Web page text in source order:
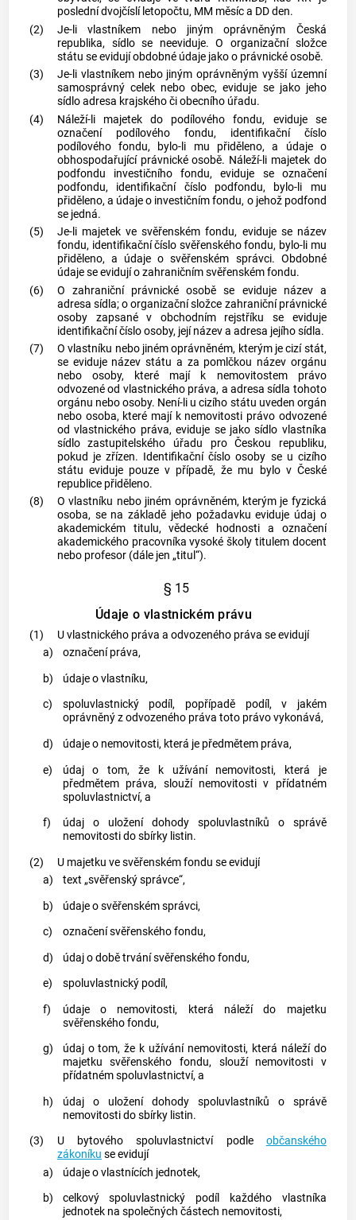
poslední dvojčíslí letopočtu, MM měsíc a DD den.
(2)
Je-li vlastníkem nebo jiným oprávněným Česká
republika, sídlo se neeviduje. O organizační složce
státu se evidují obdobné údaje jako o právnické osobě.
(3)
Je-li vlastníkem nebo jiným oprávněným vyšší územní
samosprávný celek neboobec, eviduje se jako jeho
sídlo adresa krajského či obecního úřadu.
(4)
Náleží-li majetek do podílového fondu, eviduje se
označení podílového fondu, identifikační číslo
podílového fondu, bylo-li mu přiděleno, a údaje o
obhospodařující právnické osobě. Náleží-li majetek do
podfondu investičního fondu, eviduje se označení
podfondu, identifikační číslo podfondu, bylo-li mu
přiděleno, a údaje o investičním fondu, o jehož podfond
se jedná.
(5)
Je-li majetek ve svěřenském fondu, eviduje se název
fondu, identifikační číslo svěřenského fondu, bylo-li mu
přiděleno, a údaje o svěřenském správci. Obdobné
údaje se evidují o zahraničním svěřenském fondu.
(6)
O zahraniční právnické osobě se eviduje název a
adresa sídla; o organizační složce zahraniční právnické
osoby zapsané v obchodním rejstříku se eviduje
identifikační číslo osoby, její název a adresa jejího sídla.
(7)
O vlastníku nebo jiném oprávněném, kterým je cizí stát,
se eviduje název státu a za pomlčkou název orgánu
nebo osoby, které mají k nemovitostem právo
odvozené od vlastnického práva, a adresa sídla tohoto
orgánu nebo osoby. Není-li u cizího státu uveden orgán
nebo osoba, které mají k nemovitosti právo odvozené
od vlastnického práva, eviduje se jako sídlo vlastníka
sídlo zastupitelského úřadu pro Českou republiku,
pokud je zřízen. Identifikační číslo osoby se u cizího
státu eviduje pouze v případě, že mu bylo v České
republice přiděleno.
(8)
O vlastníku nebo jiném oprávněném, kterým je fyzická
osoba, se na základě jeho požadavku eviduje údaj o
akademickém titulu, vědecké hodnosti a označení
akademického pracovníka vysoké školy titulem docent
nebo profesor (dále jen „titul“).
§ 15
Údaje o vlastnickém právu
(1)
U vlastnického práva a odvozeného práva se evidují
a)
označení práva,
b)
údaje o vlastníku,
c)
spoluvlastnický podíl, popřípadě podíl, v jakém
oprávněný z odvozeného práva toto právo vykonává,
d)
údaje o nemovitosti, která je předmětem práva,
e)
údaj o tom, že k užívání nemovitosti, která je
předmětem práva, slouží nemovitosti v přídatném
spoluvlastnictví, a
f)
údaj o uložení dohody spoluvlastníků o správě
nemovitosti do sbírky listin.
(2)
U majetku ve svěřenském fondu se evidují
a)
text „svěřenský správce“,
b)
údaje o svěřenském správci,
c)
označení svěřenského fondu,
d)
údaj o době trvání svěřenského fondu,
e)
spoluvlastnický podíl,
f)
údaje o nemovitosti, která náleží do majetku
svěřenského fondu,
g)
údaj o tom, že k užívání nemovitosti, která náleží do
majetku svěřenského fondu, slouží nemovitosti v
přídatném spoluvlastnictví, a
h)
údaj o uložení dohody spoluvlastníků o správě
nemovitosti do sbírky listin.
(3)
U bytového spoluvlastnictví podle občanského
zákoníku se evidují
a)
údaje o vlastnících jednotek,
b)
celkový spoluvlastnický podíl každého vlastníka
jednotek na společných částech nemovitosti,